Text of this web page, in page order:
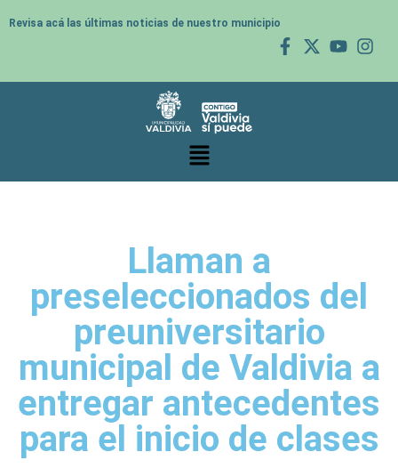
Revisa acá las últimas noticias de nuestro municipio
Llaman a
preseleccionados del
preuniversitario
municipal de Valdivia a
entregar antecedentes
para el inicio de clases